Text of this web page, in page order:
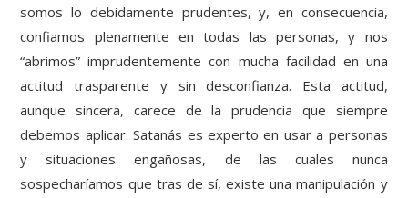
somos lo debidamente prudentes, y, en consecuencia,
confiamos plenamente en todas las personas, y nos
“abrimos” imprudentemente con mucha facilidad en una
actitud trasparente y sin desconfianza. Esta actitud,
aunque sincera, carece de la prudencia que siempre
debemos aplicar. Satanás es experto en usar a personas
y situaciones engañosas, de las cuales nunca
sospecharíamos que tras de sí, existe una manipulación y